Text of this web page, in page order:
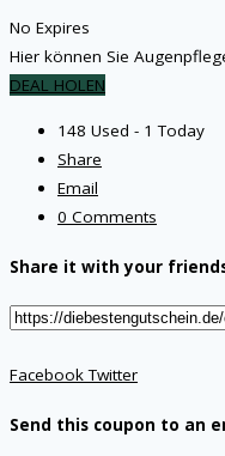
No Expires
Hier können Sie
DEAL HOLEN
148 Used - 1 Today
Share
Email
0 Comments
Share it with your
FacebookTwitter
Send this coupon to an